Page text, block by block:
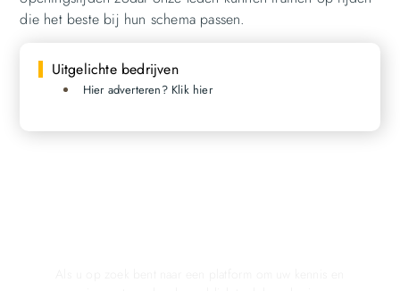
die het beste bij hun schema passen.
Uitgelichte bedrijven
Hier adverteren? Klik hier